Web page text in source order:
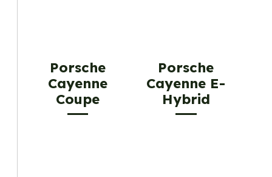
Porsche
Cayenne
Coupe
Porsche
Cayenne E-
Hybrid